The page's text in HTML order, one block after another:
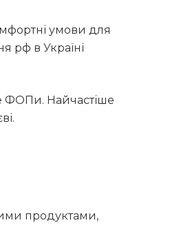
умови для
рф в Україні
ФОПи. Найчастіше
продуктами,